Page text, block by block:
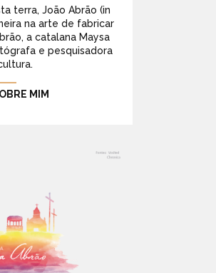
terra, João Abrão (in
na arte de fabricar
a catalana Maysa
e pesquisadora
MIM